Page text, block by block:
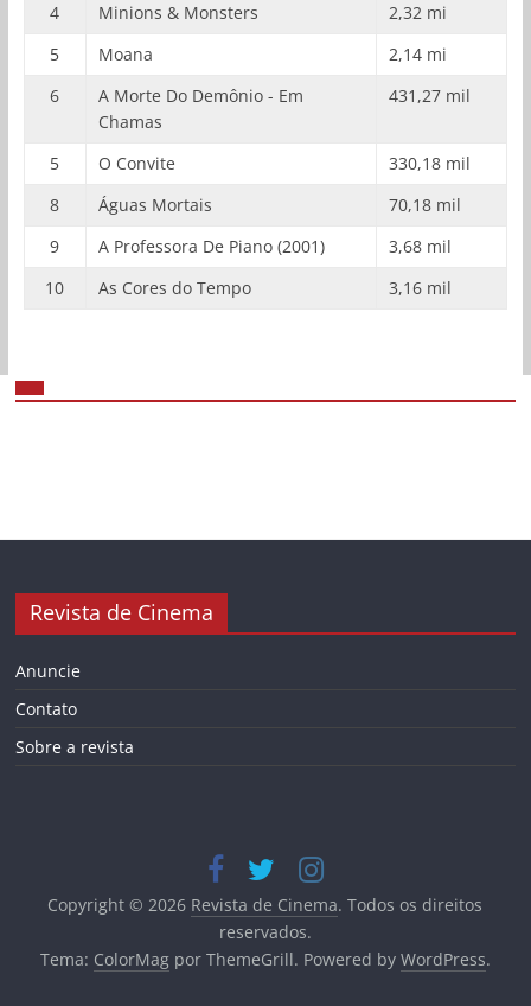
4
Minions & Monsters
2,32 mi
5
Moana
2,14 mi
6
A Morte Do Demônio - Em
Chamas
431,27 mil
5 O Convite
330,18 mil
8
Águas Mortais
70,18 mil
9
A Professora De Piano (2001)
3,68 mil
10
As Cores do Tempo 3,16 mil
Revista de Cinema
Anuncie
Contato
Sobre a revista
Copyright © 2026 Revista de Cinema. Todos os direitos
reservados.
Tema: ColorMagpor ThemeGrill. Powered by WordPress.